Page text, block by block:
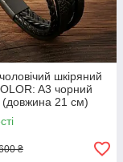
шкіряний
A3 чорний
21 см)
₴